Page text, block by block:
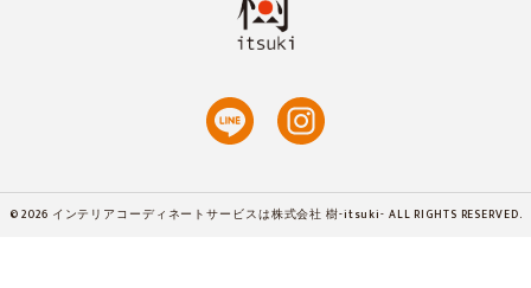
© 2026 インテリアコーディネートサービスは株式会社 樹-itsuki- ALL RIGHTS RESERVED.